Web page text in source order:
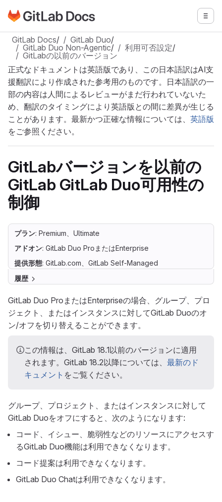
メインコンテンツにスキップ
GitLabドキュメントのホームページに移動 メニ
GitLab Docs/ GitLab Duo/
GitLab Duo Non-Agentic/ 利用可否設定/
GitLabの以前のバージョン
正式なドキュメントは英語版であり、この日本語訳はAI支
援翻訳により作成された参考用のものです。日本語訳の一
部の内容は人間によるレビューがまだ行われていないた
め、翻訳のタイミングにより英語版との間に差異が生じる
ことがあります。最新かつ正確な情報については、 英語版
をご参照ください。
GitLabバージョンを以前の
GitLab GitLab Duo可用性の
制御
プラン: Premium、Ultimate
アドオン: GitLab Duo ProまたはEnterprise
提供形態: GitLab.com、GitLab Self-Managed
履歴
GitLab Duo ProまたはEnterpriseの場合、グループ、プロ
ジェクト、またはインスタンスに対してGitLab Duoのオ
ン/オフを切り替えることができます。
この情報は、GitLab 18.1以前のバージョンに適用
されます。GitLab 18.2以降については、 最新のド
キュメント をご覧ください。
グループ、プロジェクト、またはインスタンスに対して
GitLab Duoをオフにすると、次のようになります:
コード、イシュー、脆弱性などのリソースにアクセスす
るGitLab Duo機能は利用できなくなります。
コード提案は利用できなくなります。
GitLab Duo Chatは利用できなくなります。